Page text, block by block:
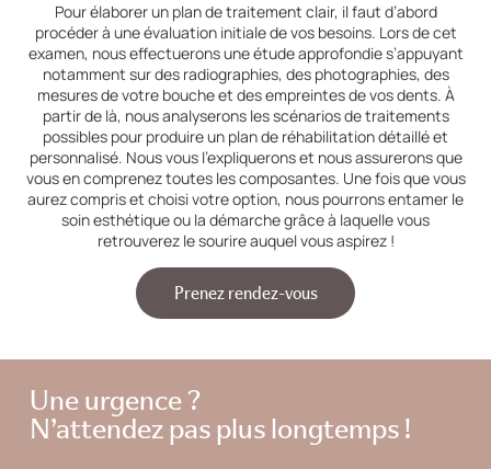
Pour élaborer un plan de traitement clair, il faut d’abord
procéder à une évaluation initiale de vos besoins. Lors de cet
examen, nous effectuerons une étude approfondie s’appuyant
notamment sur des radiographies, des photographies, des
mesures de votre bouche et des empreintes de vos dents. À
partir de là, nous analyserons les scénarios de traitements
possibles pour produire un plan de réhabilitation détaillé et
personnalisé. Nous vous l’expliquerons et nous assurerons que
vous en comprenez toutes les composantes. Une fois que vous
aurez compris et choisi votre option, nous pourrons entamer le
soin esthétique ou la démarche grâce à laquelle vous
retrouverez le sourire auquel vous aspirez !
Prenez rendez-vous
Une urgence ?
N’attendez pas plus longtemps !